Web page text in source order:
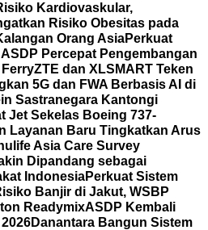
Kardiovaskular,
Risiko Obesitas pada
Orang AsiaPerkuat
Percepat Pengembangan
ZTE dan XLSMART Teken
5G dan FWA Berbasis AI di
Sastranegara Kantongi
Jet Sekelas Boeing 737-
Layanan Baru Tingkatkan Arus
Asia Care Survey
Dipandang sebagai
IndonesiaPerkuat Sistem
Banjir di Jakut, WSBP
ReadymixASDP Kembali
Danantara Bangun Sistem